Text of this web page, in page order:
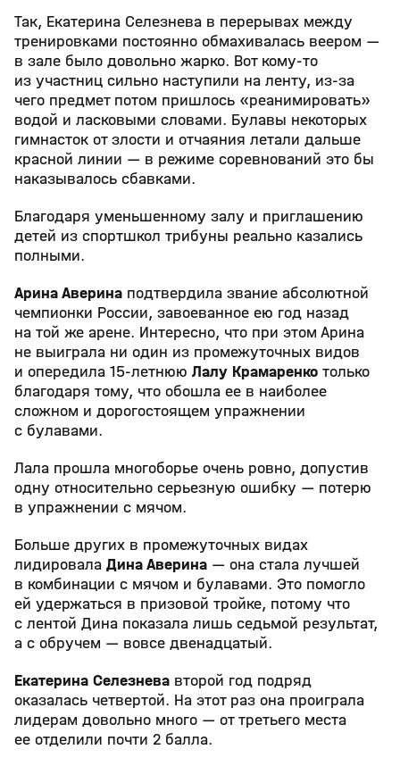
Так, Екатерина Селезнева в перерывах между
тренировками постоянно обмахивалась веером —
в зале было довольно жарко. Вот кому-то
из участниц сильно наступили на ленту, из-за
чего предмет потом пришлось «реанимировать»
водой и ласковыми словами. Булавы некоторых
гимнасток от злости и отчаяния летали дальше
красной линии — в режиме соревнований это бы
наказывалось сбавками.
Благодаря уменьшенному залу и приглашению
детей из спортшкол трибуны реально казались
полными.
Арина Аверина подтвердила звание абсолютной
чемпионки России, завоеванное ею год назад
на той же арене. Интересно, что при этом Арина
не выиграла ни один из промежуточных видов
и опередила 15-летнюю Лалу Крамаренко только
благодаря тому, что обошла ее в наиболее
сложном и дорогостоящем упражнении
с булавами.
Лала прошла многоборье очень ровно, допустив
одну относительно серьезную ошибку — потерю
в упражнении с мячом.
Больше других в промежуточных видах
лидировала Дина Аверина — она стала лучшей
в комбинации с мячом и булавами. Это помогло
ей удержаться в призовой тройке, потому что
с лентой Дина показала лишь седьмой результат,
а с обручем — вовсе двенадцатый.
Екатерина Селезнева второй год подряд
оказалась четвертой. На этот раз она проиграла
лидерам довольно много — от третьего места
ее отделили почти 2 балла.